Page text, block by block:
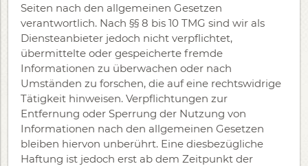
Seiten nach den allgemeinen Gesetzen
verantwortlich. Nach §§ 8 bis 10 TMG sind wir als
Diensteanbieter jedoch nicht verpflichtet,
übermittelte oder gespeicherte fremde
Informationen zu überwachen oder nach
Umständen zu forschen, die auf eine rechtswidrige
Tätigkeit hinweisen. Verpflichtungen zur
Entfernung oder Sperrung der Nutzung von
Informationen nach den allgemeinen Gesetzen
bleiben hiervon unberührt. Eine diesbezügliche
Haftung ist jedoch erst ab dem Zeitpunkt der